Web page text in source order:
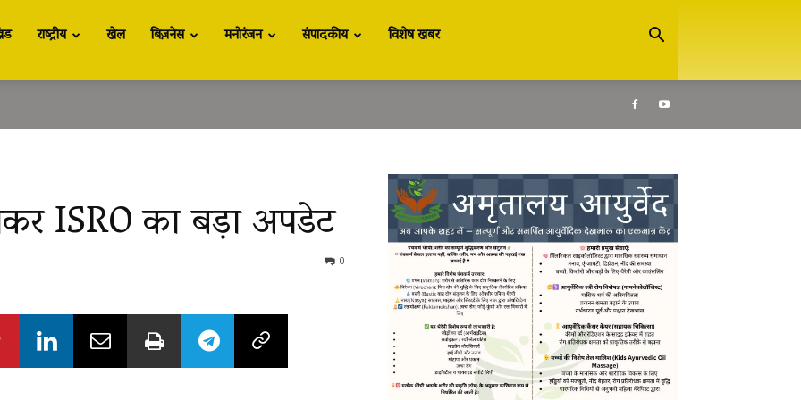
राष्ट्रीय खेल बिज़नेस मनोरंजन संपादकीय विशेष खबर
ISRO का बड़ा अपडेट
0